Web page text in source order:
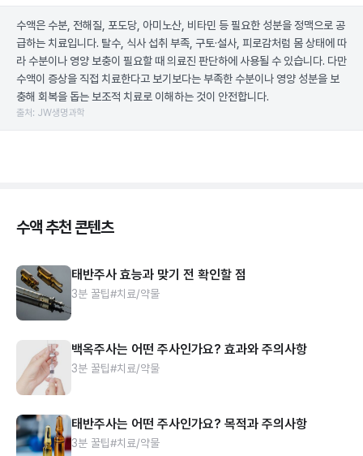
수액은 수분, 전해질, 포도당, 아미노산, 비타민 등 필요한 성분을 정맥으로 공
급하는 치료입니다. 탈수, 식사 섭취 부족, 구토·설사, 피로감처럼 몸 상태에 따
라 수분이나 영양 보충이 필요할 때 의료진 판단하에 사용될 수 있습니다. 다만
수액이 증상을 직접 치료한다고 보기보다는 부족한 수분이나 영양 성분을 보
충해 회복을 돕는 보조적 치료로 이해하는 것이 안전합니다.
출처: JW생명과학
수액 추천 콘텐츠
태반주사 효능과 맞기 전 확인할 점
3분 꿀팁#치료/약물
백옥주사는 어떤 주사인가요? 효과와 주의사항
3분 꿀팁#치료/약물
태반주사는 어떤 주사인가요? 목적과 주의사항
3분 꿀팁#치료/약물